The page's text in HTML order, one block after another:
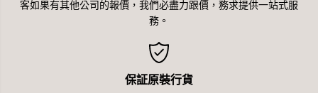
客如果有其他公司的報價，我們必盡力跟價，務求提供一站式服
務。
保証原裝行貨